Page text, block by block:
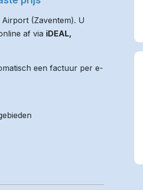
(Zaventem). U
af via iDEAL,
een factuur per e-